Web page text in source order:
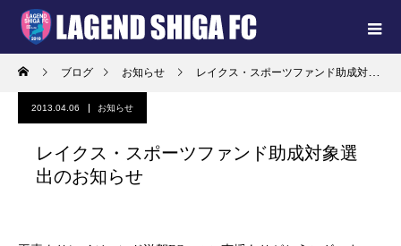
ブログ お知らせ レイクス・スポーツファンド助成対象選出のお知らせ
2013.04.06 お知らせ
レイクス・スポーツファンド助成対象選
出のお知らせ